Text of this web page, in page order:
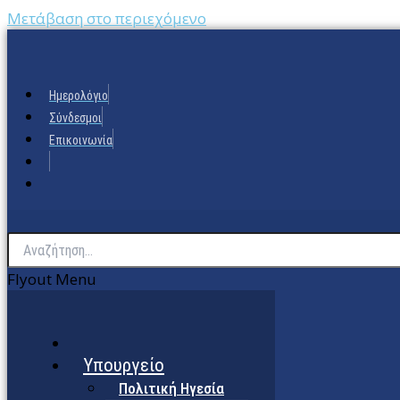
Μετάβαση στο περιεχόμενο
Ημερολόγιο
Σύνδεσμοι
Επικοινωνία
Flyout Menu
Υπουργείο
Πολιτική Ηγεσία